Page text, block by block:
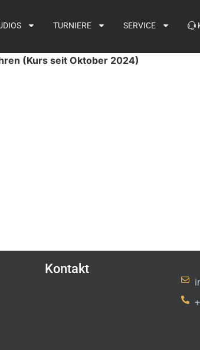
TURNIERE SERVICE
(Kurs seit Oktober 2024)
Kontakt